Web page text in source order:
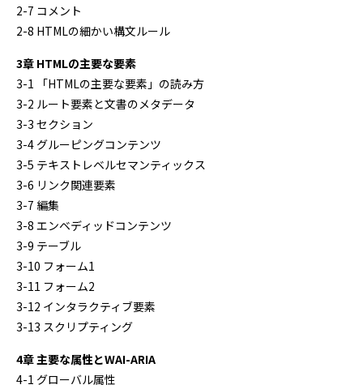
2-7 コメント
2-8 HTMLの細かい構文ルール
3章 HTMLの主要な要素
3-1 「HTMLの主要な要素」の読み方
3-2 ルート要素と文書のメタデータ
3-3 セクション
3-4 グルーピングコンテンツ
3-5 テキストレベルセマンティックス
3-6 リンク関連要素
3-7 編集
3-8 エンベディッドコンテンツ
3-9 テーブル
3-10 フォーム1
3-11 フォーム2
3-12 インタラクティブ要素
3-13 スクリプティング
4章 主要な属性とWAI-ARIA
4-1 グローバル属性